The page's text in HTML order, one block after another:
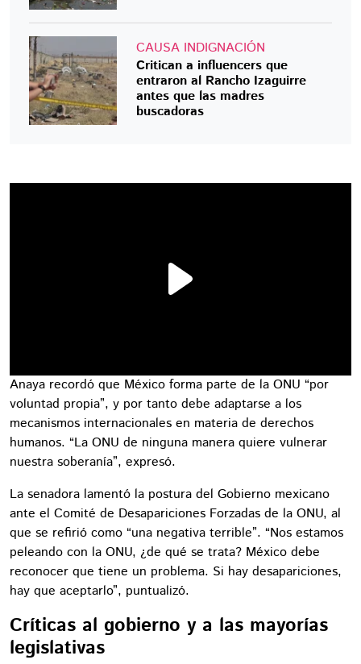
CAUSA INDIGNACIÓN
Critican a influencers que
entraron al Rancho Izaguirre
antes que las madres
buscadoras
Anaya recordó que México forma parte de la ONU “por
voluntad propia”, y por tanto debe adaptarse a los
mecanismos internacionales en materia de derechos
humanos. “La ONU de ninguna manera quiere vulnerar
nuestra soberanía”, expresó.
La senadora lamentó la postura del Gobierno mexicano
ante el Comité de Desapariciones Forzadas de la ONU, al
que se refirió como “una negativa terrible”. “Nos estamos
peleando con la ONU, ¿de qué se trata? México debe
reconocer que tiene un problema. Si hay desapariciones,
hay que aceptarlo”, puntualizó.
Críticas al gobierno y a las mayorías
legislativas